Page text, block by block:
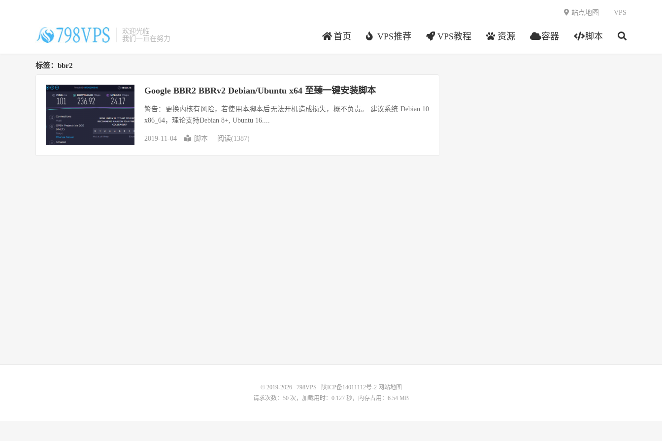
欢迎光临
我们一直在努力
首页 VPS推荐 VPS教程 资源 容器 脚本
站点地图 VPS
标签：bbr2
Google BBR2 BBRv2 Debian/Ubuntu x64 至臻一键安装脚本
警告：更换内核有风险，若使用本脚本后无法开机造成损失，概不负责。 建议系统 Debian 10
x86_64，理论支持Debian 8+, Ubuntu 16....
2019-11-04 脚本 阅读(1387)
© 2019-2026 798VPS 陕ICP备14011112号-2 网站地图
请求次数：50 次，加载用时：0.127 秒，内存占用：6.54 MB